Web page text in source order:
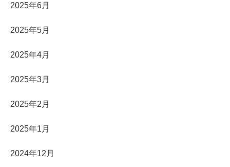
2025年6月
2025年5月
2025年4月
2025年3月
2025年2月
2025年1月
2024年12月